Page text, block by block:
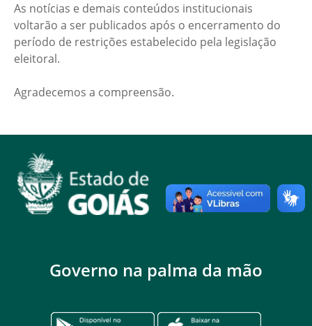
As notícias e demais conteúdos institucionais
voltarão a ser publicados após o encerramento do
período de restrições estabelecido pela legislação
eleitoral.
Agradecemos a compreensão.
Governo na palma da mão